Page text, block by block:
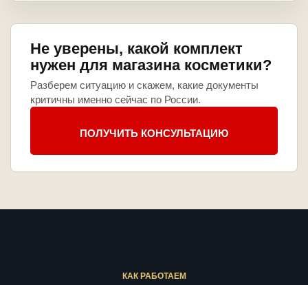
Не уверены, какой комплект
нужен для магазина косметики?
Разберем ситуацию и скажем, какие документы
критичны именно сейчас по России.
ПОЛУЧИТЬ КОНСУЛЬТАЦИЮ
КАК РАБОТАЕМ